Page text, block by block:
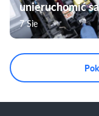
unieruchomić
7 Sie